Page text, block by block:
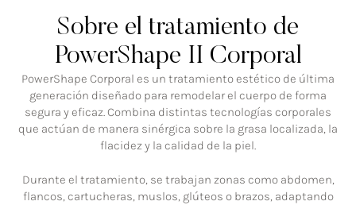
Sobre el tratamiento de
PowerShape II Corporal
PowerShape Corporal es un tratamiento estético de última
generación diseñado para remodelar el cuerpo de forma
segura y eficaz. Combina distintas tecnologías corporales
que actúan de manera sinérgica sobre la grasa localizada, la
flacidez y la calidad de la piel.
Durante el tratamiento, se trabajan zonas como abdomen,
flancos, cartucheras, muslos, glúteos o brazos, adaptando